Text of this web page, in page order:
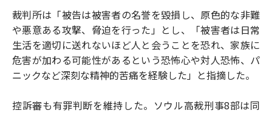
裁判所は「被告は被害者の名誉を毀損し、原色的な非難
や悪意ある攻撃、脅迫を行った」とし、「被害者は日常
生活を適切に送れないほど人と会うことを恐れ、家族に
危害が加わる可能性があるという恐怖心や対人恐怖、パ
ニックなど深刻な精神的苦痛を経験した」と指摘した。
控訴審も有罪判断を維持した。ソウル高裁刑事8部は同